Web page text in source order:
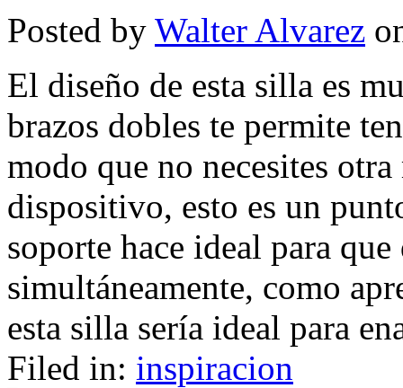
Posted by Walter Alvarez
El diseño de esta silla es
brazos dobles te permite
modo que no necesites
dispositivo, esto es un
soporte hace ideal para
simultáneamente, como
esta silla sería ideal para
Filed in: inspiracion